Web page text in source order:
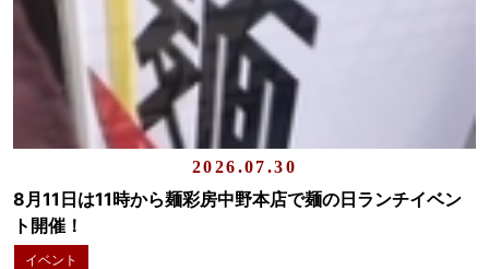
2026.07.30
8月11日は11時から麺彩房中野本店で麺の日ランチイベン
ト開催！
イベント